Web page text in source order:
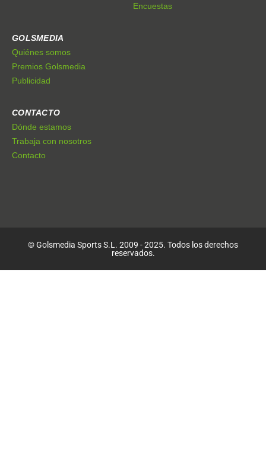
Encuestas
GOLSMEDIA
Quiénes somos
Premios Golsmedia
Publicidad
CONTACTO
Dónde estamos
Trabaja con nosotros
Contacto
© Golsmedia Sports S.L. 2009 - 2025. Todos los derechos
reservados.